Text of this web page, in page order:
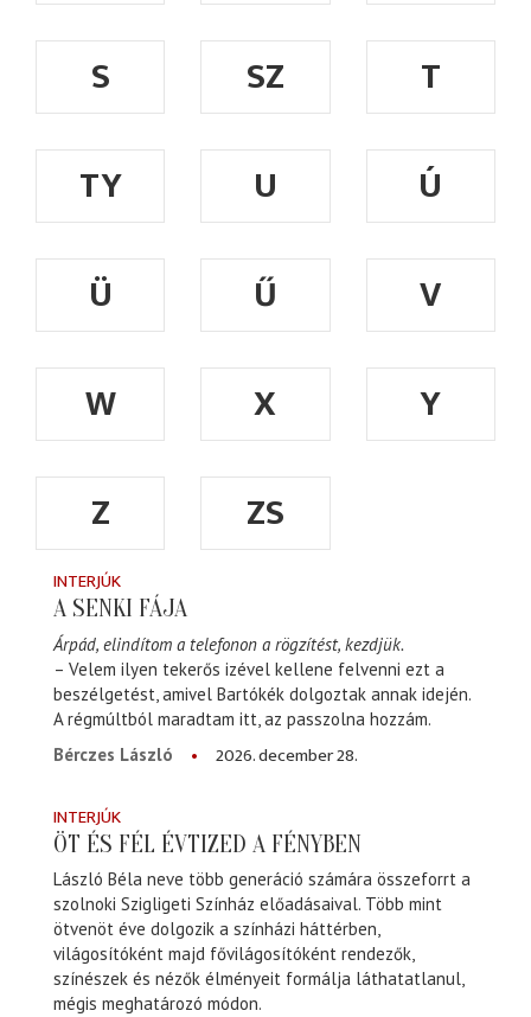
S
SZ
T
TY
U
Ú
Ü
Ű
V
W
X
Y
Z
ZS
INTERJÚK
A SENKI FÁJA
Árpád, elindítom a telefonon a rögzítést, kezdjük.
– Velem ilyen tekerős izével kellene felvenni ezt a
beszélgetést, amivel Bartókék dolgoztak annak idején.
A régmúltból maradtam itt, az passzolna hozzám.
Bérczes László
2026. december 28.
INTERJÚK
ÖT ÉS FÉL ÉVTIZED A FÉNYBEN
László Béla neve több generáció számára összeforrt a
szolnoki Szigligeti Színház előadásaival. Több mint
ötvenöt éve dolgozik a színházi háttérben,
világosítóként majd fővilágosítóként rendezők,
színészek és nézők élményeit formálja láthatatlanul,
mégis meghatározó módon.